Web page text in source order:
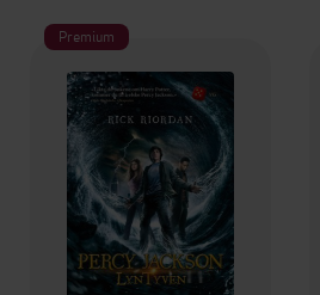
Premium